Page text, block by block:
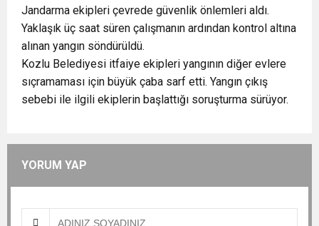
Jandarma ekipleri çevrede güvenlik önlemleri aldı.
Yaklaşık üç saat süren çalışmanın ardından kontrol altına
alınan yangın söndürüldü.
Kozlu Belediyesi itfaiye ekipleri yangının diğer evlere
sıçramaması için büyük çaba sarf etti. Yangın çıkış
sebebi ile ilgili ekiplerin başlattığı soruşturma sürüyor.
YORUM YAP